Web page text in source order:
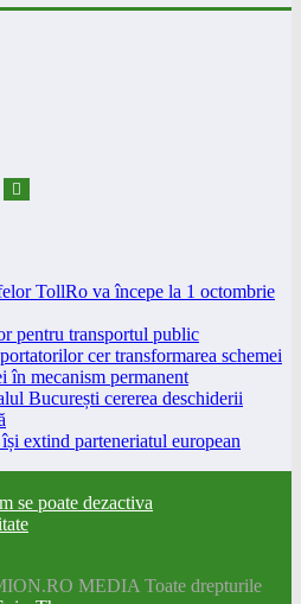
TollRo va începe la 1 octombrie
pentru transportul public
cer transformarea schemei
în mecanism permanent
București cererea deschiderii
extind parteneriatul european
se poate dezactiva
MEDIA Toate drepturile